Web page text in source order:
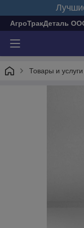
АгроТракДеталь
Товары и услуги